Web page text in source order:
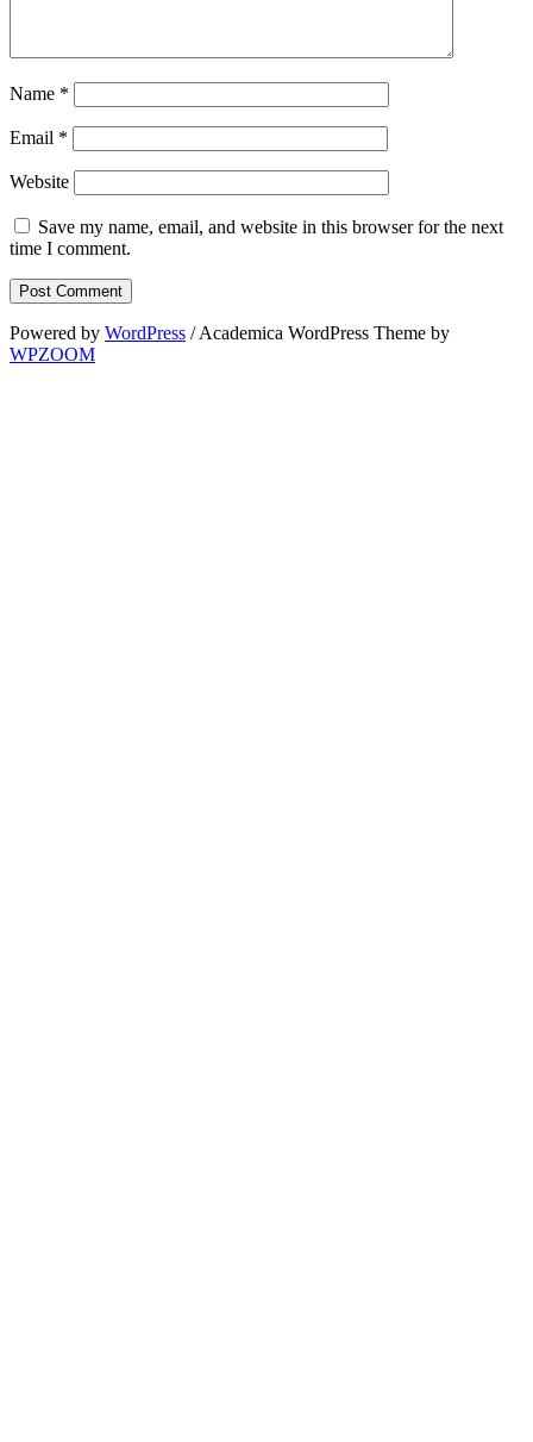
Name *
Email *
Website
Save my name, email, and website in this browser for the next
time I comment.
Powered by WordPress / Academica WordPress Theme by
WPZOOM